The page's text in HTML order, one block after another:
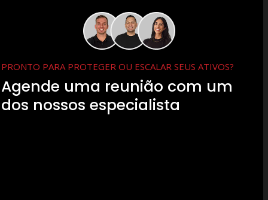
PRONTO PARA PROTEGER OU ESCALAR SEUS ATIVOS?
Agende uma reunião com um
dos nossos especialista